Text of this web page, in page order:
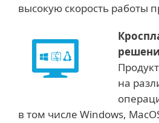
высокую скорость работы
на
в том числе Windows,